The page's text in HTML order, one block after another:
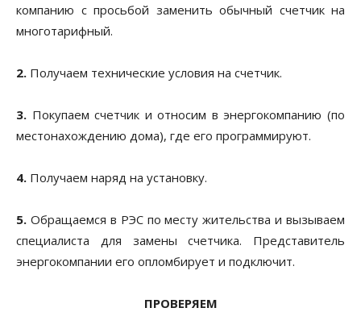
компанию с просьбой заменить обычный счетчик на
многотарифный.
2. Получаем технические условия на счетчик.
3. Покупаем счетчик и относим в энергокомпанию (по
местонахождению дома), где его программируют.
4. Получаем наряд на установку.
5. Обращаемся в РЭС по месту жительства и вызываем
специалиста для замены счетчика. Представитель
энергокомпании его опломбирует и подключит.
ПРОВЕРЯЕМ